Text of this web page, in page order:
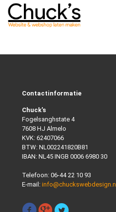
Contactinformatie
Chuck's
Fogelsanghstate 4
7608 HJ Almelo
KVK: 62407066
BTW: NL002241820B81
IBAN: NL45 INGB 0006 6980 30
Telefoon: 06-44 22 10 93
E-mail: info@chuckswebdesign.nl